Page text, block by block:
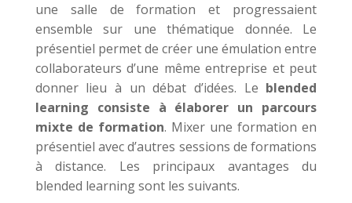
une salle de formation et progressaient
ensemble sur une thématique donnée. Le
présentiel permet de créer une émulation entre
collaborateurs d’une même entreprise et peut
donner lieu à un débat d’idées. Le blended
learning consiste à élaborer un parcours
mixte de formation. Mixer une formation en
présentiel avec d’autres sessions de formations
à distance. Les principaux avantages du
blended learning sont les suivants.